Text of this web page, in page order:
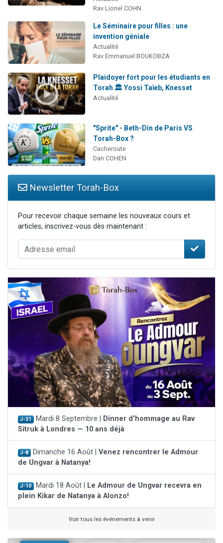
Rav Lionel COHN
Le Séminaire pour filles : une
invention géniale
Actualité
Rav Emmanuel BOUKOBZA
Plaidoyer fort pour les étudiants en
Torah 🏛️ Yossi Taïeb, Knesset
Actualité
"Sprite" - Beth-Din de Paris VS
Torah-Box ?
Cacheroute
Dan COHEN
Newsletter Torah-Box
Pour recevoir chaque semaine les nouveaux cours et
articles, inscrivez-vous dès maintenant :
J-31 Mardi 8 Septembre |
Dinner d'hommage au Rav
Sitruk à Londres — 10 ans déjà
J-8 Dimanche 16 Août | Venez rencontrer le Admour
de Ungvar à Natanya!
J-10 Mardi 18 Août |
Le Admour de Ungvar recevra en
plein Kikar de Natanya à Alonzo!
Voir tous les événements à venir